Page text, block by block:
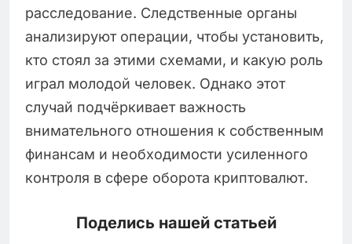
расследование. Следственные органы
анализируют операции, чтобы установить,
кто стоял за этими схемами, и какую роль
играл молодой человек. Однако этот
случай подчёркивает важность
внимательного отношения к собственным
финансам и необходимости усиленного
контроля в сфере оборота криптовалют.
Поделись нашей статьей